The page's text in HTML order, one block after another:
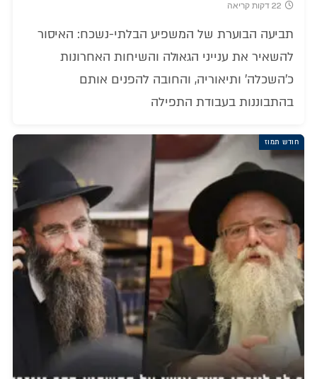
22 דקות קריאה
תביעה הבוערת של המשפיע הבלתי-נשכח: האיסור
להשאיר את ענייני הגאולה והשיחות האחרונות
כ'השכלה' ותיאוריה, והחובה להפנים אותם
בהתבוננות בעבודת התפילה
חודש תמוז